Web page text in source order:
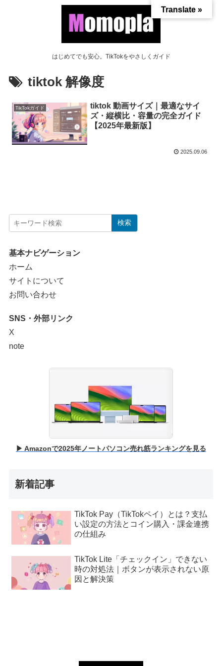
はじめてでも安心。TikTokをやさしくガイド
tiktok 解像度
TikTokガイド
tiktok 動画サイズ｜最適なサイ
ズ・縦横比・容量の完全ガイド
【2025年最新版】
2025.09.06
検索
基本ナビゲーション
ホーム
サイトについて
お問い合わせ
SNS・外部リンク
X
note
▶ Amazonで2025年ノートパソコン売れ筋ランキングを見る
新着記事
TikTok Pay（TikTokペイ）とは？支払
い設定の方法とコイン購入・課金連携
の仕組み
TikTok Lite「チェックイン」できない
時の対処法｜ボタンが表示されない原
因と解決策
Translate »